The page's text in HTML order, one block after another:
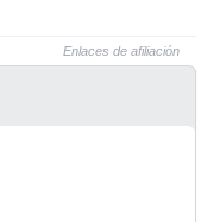
Enlaces de afiliación